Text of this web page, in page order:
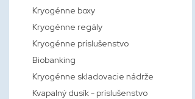
Kryogénne boxy
Kryogénne regály
Kryogénne príslušenstvo
Biobanking
Kryogénne skladovacie nádrže
Kvapalný dusík - príslušenstvo